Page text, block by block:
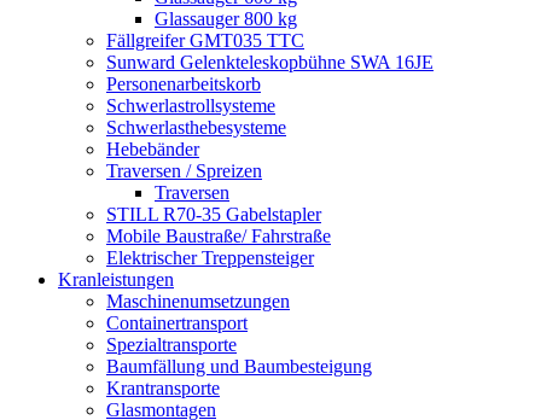
Glassauger 800 kg
Fällgreifer GMT035 TTC
Sunward Gelenkteleskopbühne SWA 16JE
Personenarbeitskorb
Schwerlastrollsysteme
Schwerlasthebesysteme
Hebebänder
Traversen / Spreizen
Traversen
STILL R70-35 Gabelstapler
Mobile Baustraße/ Fahrstraße
Elektrischer Treppensteiger
Kranleistungen
Maschinenumsetzungen
Containertransport
Spezialtransporte
Baumfällung und Baumbesteigung
Krantransporte
Glasmontagen